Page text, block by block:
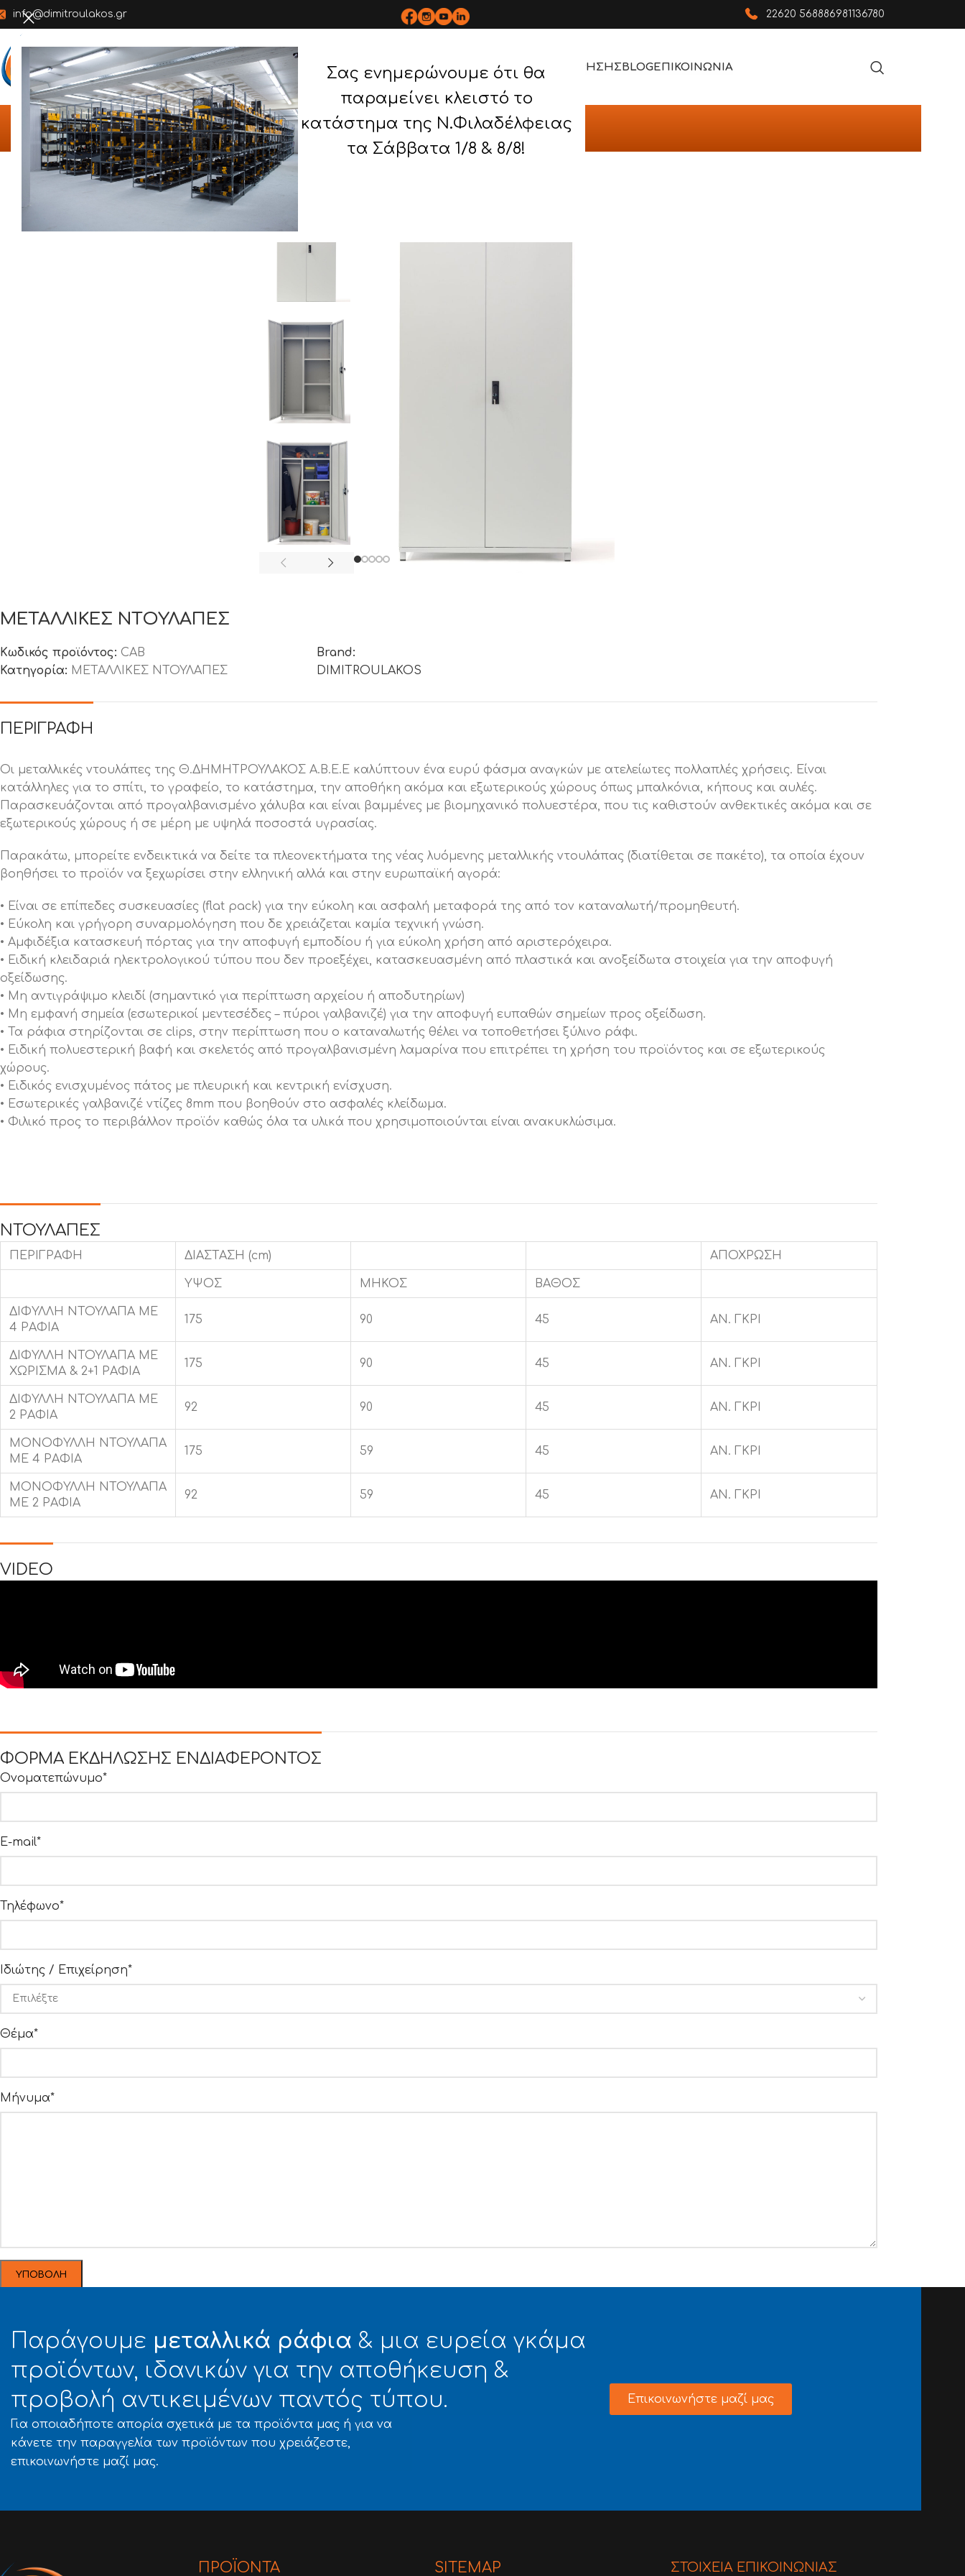
Σας ενημερώνουμε ότι θα
παραμείνει κλειστό το
κατάστημα της Ν.Φιλαδέλφειας
τα Σάββατα 1/8 & 8/8!
info@dimitroulakos.gr 22620 568886981136780
ΑΡΧΙΚΗ ΕΤΑΙΡΕΙΑ ΠΡΟΪΟΝΤΑBOPLANΥΠΗΡΕΣΙΕΣ ΕΡΓΑ ΤΡΟΠΟΣ ΧΡΗΣΗΣBLOGΕΠΙΚΟΙΝΩΝΙΑ
Αρχική σελίδα/ΠΡΟΪΟΝΤΑ/ΜΕΤΑΛΛΙΚΕΣ ΝΤΟΥΛΑΠΕΣ/ ΜΕΤΑΛΛΙΚΕΣ ΝΤΟΥΛΑΠΕΣ
ΜΕΤΑΛΛΙΚΕΣ ΝΤΟΥΛΑΠΕΣ
Κωδικός προϊόντος: CAB
Κατηγορία: ΜΕΤΑΛΛΙΚΕΣ ΝΤΟΥΛΑΠΕΣ
Brand:
DIMITROULAKOS
ΠΕΡΙΓΡΑΦΉ
Οι μεταλλικές ντουλάπες της Θ.ΔΗΜΗΤΡΟΥΛΑΚΟΣ Α.Β.Ε.Ε καλύπτουν ένα ευρύ φάσμα αναγκών με ατελείωτες πολλαπλές χρήσεις. Είναι
κατάλληλες για το σπίτι, το γραφείο, το κατάστημα, την αποθήκη ακόμα και εξωτερικούς χώρους όπως μπαλκόνια, κήπους και αυλές.
Παρασκευάζονται από προγαλβανισμένο χάλυβα και είναι βαμμένες με βιομηχανικό πολυεστέρα, που τις καθιστούν ανθεκτικές ακόμα και σε
εξωτερικούς χώρους ή σε μέρη με υψηλά ποσοστά υγρασίας.
Παρακάτω, μπορείτε ενδεικτικά να δείτε τα πλεονεκτήματα της νέας λυόμενης μεταλλικής ντουλάπας (διατίθεται σε πακέτο), τα οποία έχουν
βοηθήσει το προϊόν να ξεχωρίσει στην ελληνική αλλά και στην ευρωπαϊκή αγορά:
• Είναι σε επίπεδες συσκευασίες (flat pack) για την εύκολη και ασφαλή μεταφορά της από τον καταναλωτή/προμηθευτή.
• Εύκολη και γρήγορη συναρμολόγηση που δε χρειάζεται καμία τεχνική γνώση.
• Αμφιδέξια κατασκευή πόρτας για την αποφυγή εμποδίου ή για εύκολη χρήση από αριστερόχειρα.
• Ειδική κλειδαριά ηλεκτρολογικού τύπου που δεν προεξέχει, κατασκευασμένη από πλαστικά και ανοξείδωτα στοιχεία για την αποφυγή
οξείδωσης.
• Μη αντιγράψιμο κλειδί (σημαντικό για περίπτωση αρχείου ή αποδυτηρίων)
• Μη εμφανή σημεία (εσωτερικοί μεντεσέδες – πύροι γαλβανιζέ) για την αποφυγή ευπαθών σημείων προς οξείδωση.
• Τα ράφια στηρίζονται σε clips, στην περίπτωση που ο καταναλωτής θέλει να τοποθετήσει ξύλινο ράφι.
• Ειδική πολυεστερική βαφή και σκελετός από προγαλβανισμένη λαμαρίνα που επιτρέπει τη χρήση του προϊόντος και σε εξωτερικούς
χώρους.
• Ειδικός ενισχυμένος πάτος με πλευρική και κεντρική ενίσχυση.
• Εσωτερικές γαλβανιζέ ντίζες 8mm που βοηθούν στο ασφαλές κλείδωμα.
• Φιλικό προς το περιβάλλον προϊόν καθώς όλα τα υλικά που χρησιμοποιούνται είναι ανακυκλώσιμα.
ΝΤΟΥΛΑΠΕΣ
ΠΕΡΙΓΡΑΦΗ ΔΙΑΣΤΑΣΗ (cm) ΑΠΟΧΡΩΣΗ
ΥΨΟΣ ΜΗΚΟΣ ΒΑΘΟΣ
ΔΙΦΥΛΛΗ ΝΤΟΥΛΑΠΑ ΜΕ
4 ΡΑΦΙΑ
175 90 45 ΑΝ. ΓΚΡΙ
ΔΙΦΥΛΛΗ ΝΤΟΥΛΑΠΑ ΜΕ
ΧΩΡΙΣΜΑ & 2+1 ΡΑΦΙΑ
175 90 45 ΑΝ. ΓΚΡΙ
ΔΙΦΥΛΛΗ ΝΤΟΥΛΑΠΑ ΜΕ
2 ΡΑΦΙΑ
92 90 45 ΑΝ. ΓΚΡΙ
ΜΟΝΟΦΥΛΛΗ ΝΤΟΥΛΑΠΑ
ΜΕ 4 ΡΑΦΙΑ
175 59 45 ΑΝ. ΓΚΡΙ
ΜΟΝΟΦΥΛΛΗ ΝΤΟΥΛΑΠΑ
ΜΕ 2 ΡΑΦΙΑ
92 59 45 ΑΝ. ΓΚΡΙ
VIDEO
ΦΟΡΜΑ ΕΚΔΗΛΩΣΗΣ ΕΝΔΙΑΦΕΡΟΝΤΟΣ
Ονοματεπώνυμο*
E-mail*
Τηλέφωνο*
Ιδιώτης / Επιχείρηση*
Θέμα*
Μήνυμα*
Παράγουμε μεταλλικά ράφια & μια ευρεία γκάμα
προϊόντων, ιδανικών για την αποθήκευση &
προβολή αντικειμένων παντός τύπου.
Για οποιαδήποτε απορία σχετικά με τα προϊόντα μας ή για να
κάνετε την παραγγελία των προϊόντων που χρειάζεστε,
επικοινωνήστε μαζί μας.
Επικοινωνήστε μαζί μας
ΠΡΟΪΟΝΤΑ SITEMAP ΣΤΟΙΧΕΙΑ ΕΠΙΚΟΙΝΩΝΙΑΣ